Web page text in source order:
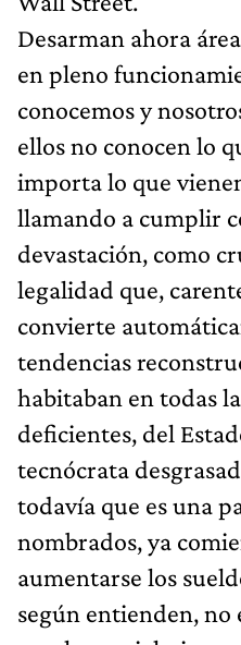
Desarman ahora
en pleno
conocemos y
ellos no conocen lo
importa lo que
llamando a cumplir
devastación, como
legalidad que,
convierte
tendencias
habitaban en todas
deficientes, del
tecnócrata
todavía que es una
nombrados, ya
aumentarse los
según entienden,